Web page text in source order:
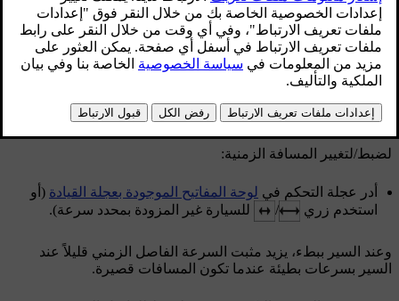
يمكن اختيار فترات زمنية مختلفة للمركبة التي تسير في المقدمة،
كما يتم عرضها في الشاشة كخطوط أفقية1-5
- وكلما زاد عدد
الخطوط، طال الفاصل الزمني. ويشير سطر واحد إلى
ثوانٍ تقريبًا .
لضبط/لتغيير المسافة الزمنية:
أدر عجلة التحكم في لوحة المفاتيح الموجودة بعجلة القيادة (أو
استخدم زري
/ للسيارة غير المزودة بمحدد سرعة).
وعند السير ببطء، يزيد مثبت السرعة الفاصل الزمني قليلاً عند
السير بسرعات بطيئة عندما تكون المسافات قصيرة.